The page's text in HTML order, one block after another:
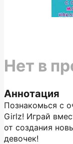
Аннотация
Познакомься с
Girlz! Играй
от создания
девочек!
Нет в